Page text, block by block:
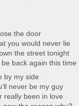
the door
you would never lie
the street tonight
be back again this time
by my side
never be my guy
really been in love